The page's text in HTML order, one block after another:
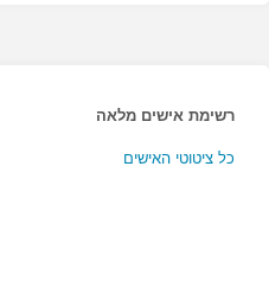
רשימת אישים מלאה
כל ציטוטי האישים